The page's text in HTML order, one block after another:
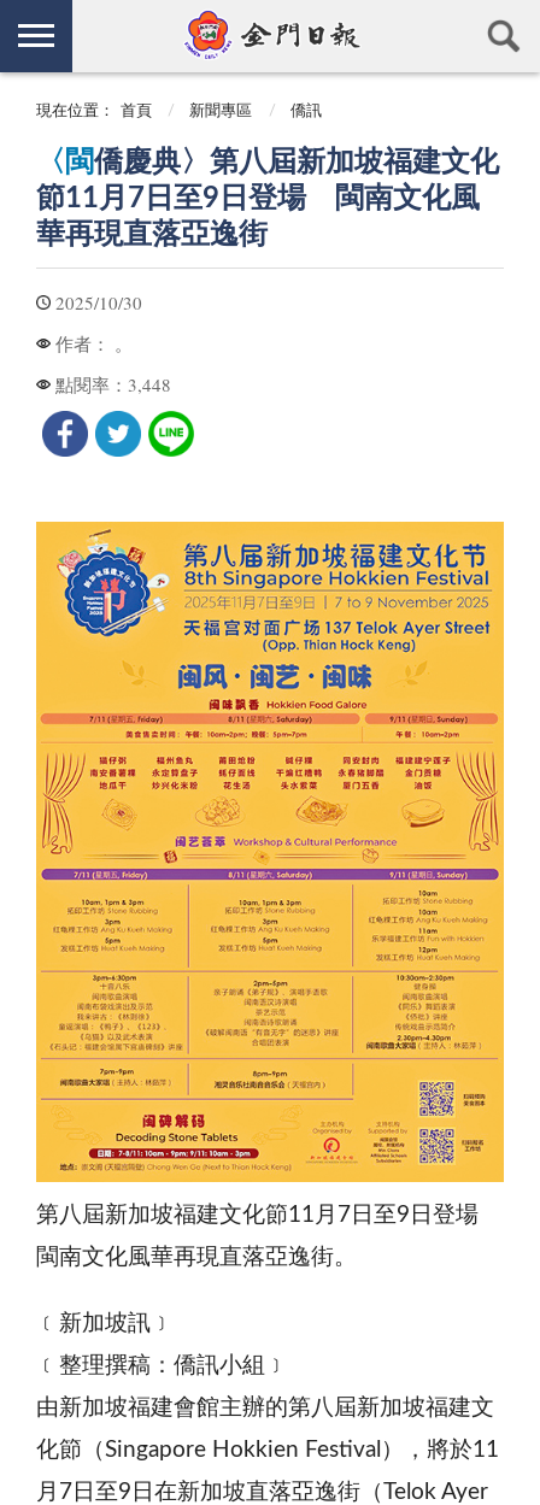
現在位置： 首頁 新聞專區 僑訊
〈閩僑慶典〉第八屆新加坡福建文化
節11月7日至9日登場 閩南文化風
華再現直落亞逸街
2025/10/30
作者： 。
點閱率： 3,448
第八屆新加坡福建文化節11月7日至9日登場
閩南文化風華再現直落亞逸街。
﹝新加坡訊﹞
﹝整理撰稿：僑訊小組﹞
由新加坡福建會館主辦的第八屆新加坡福建文
化節（Singapore Hokkien Festival），將於11
月7日至9日在新加坡直落亞逸街（Telok Ayer